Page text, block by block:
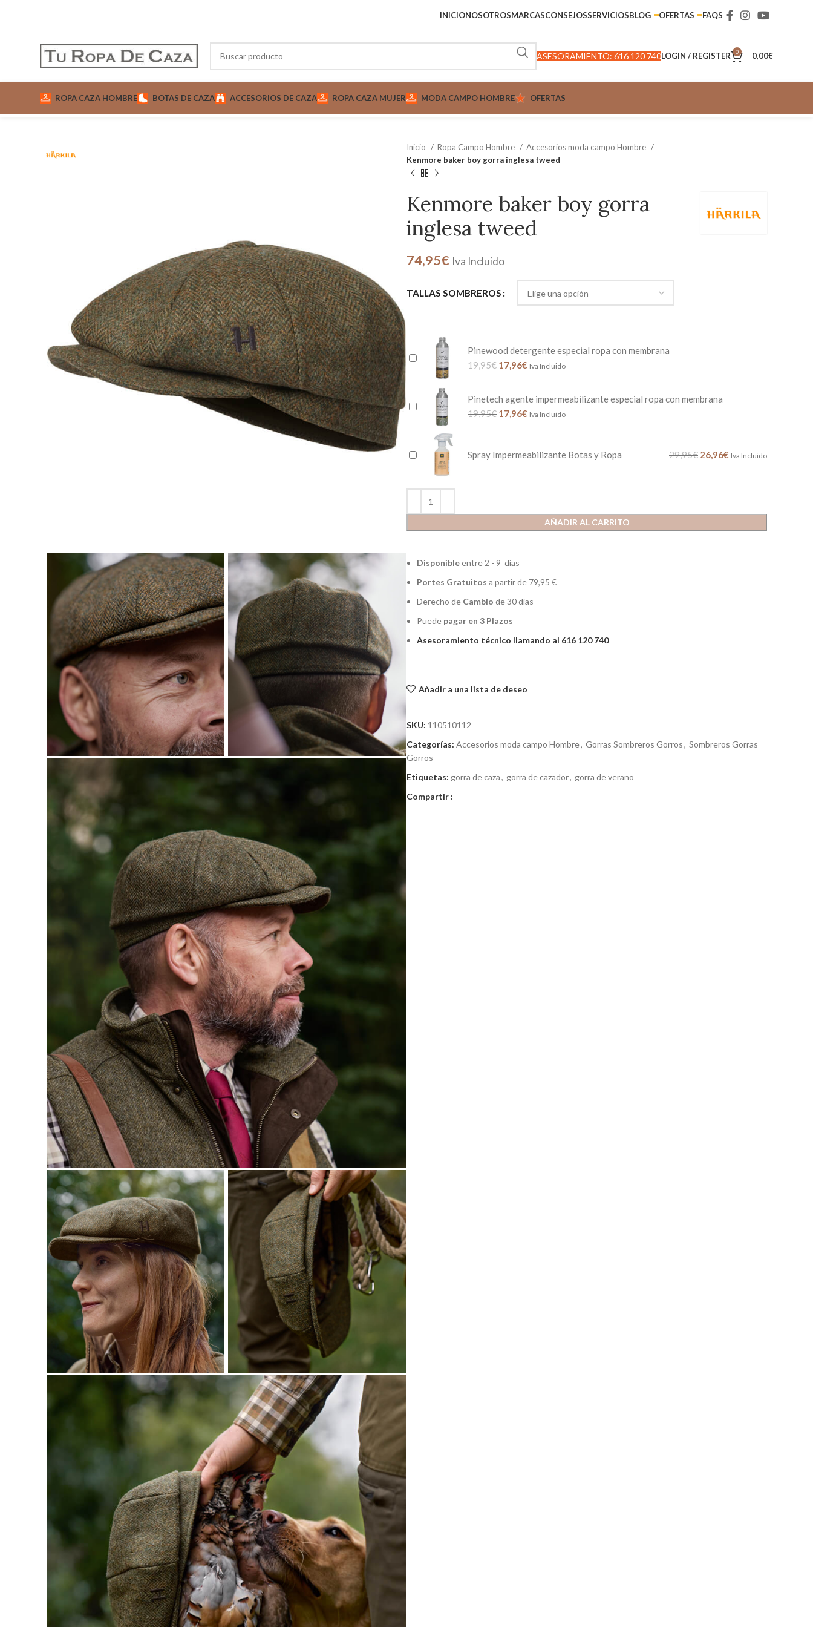
INICIONOSOTROSMARCASCONSEJOSSERVICIOSBLOG OFERTAS FAQS
ASESORAMIENTO: 616 120 740LOGIN / REGISTER 0 0,00€
ROPA CAZA HOMBRE BOTAS DE CAZA ACCESORIOS DE CAZA ROPA CAZA MUJER MODA CAMPO HOMBRE OFERTAS
Inicio Ropa Campo Hombre
Accesorios moda campo Hombre
Kenmore baker boy gorra inglesa tweed
Kenmore baker boy gorra
inglesa tweed
74,95€ Iva Incluido
TALLAS SOMBREROS
AÑADIR AL CARRITO
Pinewood detergente especial ropa con membrana
19,95€ 17,96€ Iva Incluido
Pinetech agente impermeabilizante especial ropa con membrana
19,95€ 17,96€ Iva Incluido
Spray Impermeabilizante Botas y Ropa 29,95€ 26,96€ Iva Incluido
Disponibleentre 2 - 9 días
Portes Gratuitos a partir de 79,95 €
Derecho de Cambio de 30 días
Puede pagar en 3 Plazos
Asesoramiento técnico llamando al 616 120 740
Añadir a una lista de deseo
SKU: 110510112
Categorías: Accesorios moda campo Hombre, Gorras Sombreros Gorros, Sombreros Gorras
Gorros
Etiquetas: gorra de caza, gorra de cazador, gorra de verano
Compartir :